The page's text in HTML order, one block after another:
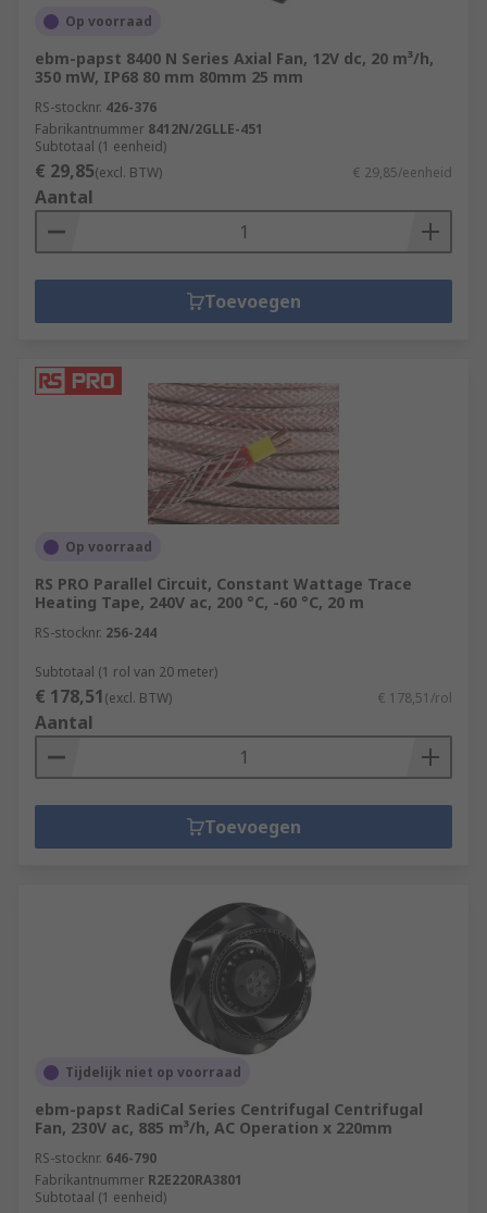
Op voorraad
ebm-papst 8400 N Series Axial Fan, 12V dc, 20 m³/h,
350 mW, IP68 80 mm 80mm 25 mm
RS-stocknr. 426-376
Fabrikantnummer 8412N/2GLLE-451
Subtotaal (1 eenheid)
€ 29,85(excl. BTW) € 29,85/eenheid
Aantal
Toevoegen
Op voorraad
RS PRO Parallel Circuit, Constant Wattage Trace
Heating Tape, 240V ac, 200 °C, -60 °C, 20 m
RS-stocknr. 256-244
Subtotaal (1 rol van 20 meter)
€ 178,51(excl. BTW) € 178,51/rol
Aantal
Toevoegen
Tijdelijk niet op voorraad
ebm-papst RadiCal Series Centrifugal Centrifugal
Fan, 230V ac, 885 m³/h, AC Operation x 220mm
RS-stocknr. 646-790
Fabrikantnummer R2E220RA3801
Subtotaal (1 eenheid)